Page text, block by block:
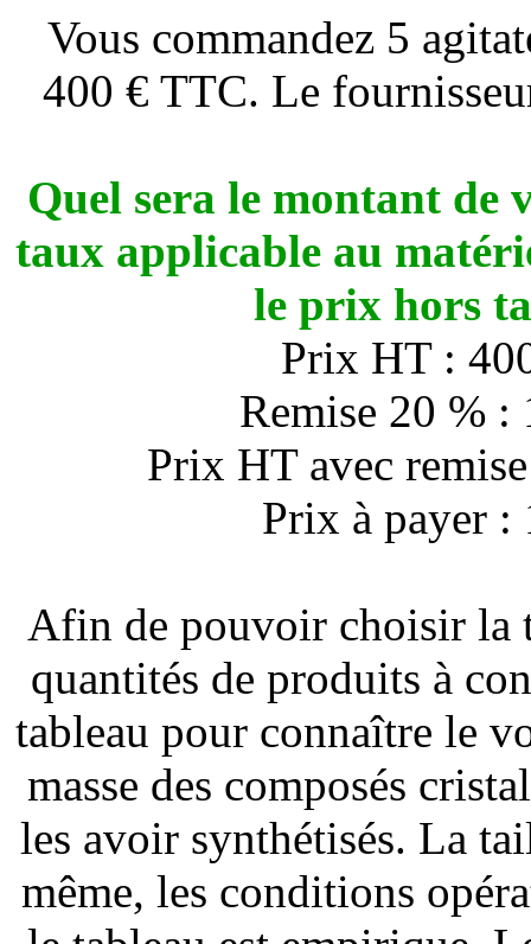
Vous commandez 5
400 € TTC. Le
Quel sera le montant de
taux applicable au
le prix hors
Prix HT :
Remise 20 %
Prix HT avec
Prix à payer
Afin de pouvoir choisir la
quantités de produits à
tableau pour connaître le
masse des composés
les avoir synthétisés. La
même, les conditions